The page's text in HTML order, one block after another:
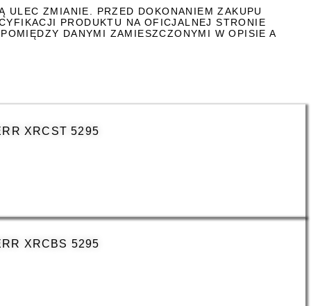
ULEC ZMIANIE. PRZED DOKONANIEM ZAKUPU
PRODUKTU NA OFICJALNEJ STRONIE
DANYMI ZAMIESZCZONYMI W OPISIE A
XRCST 5295
XRCBS 5295